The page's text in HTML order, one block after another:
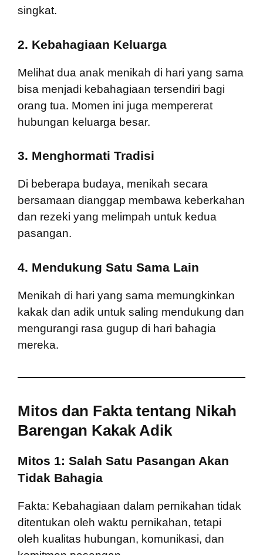
singkat.
2. Kebahagiaan Keluarga
Melihat dua anak menikah di hari yang sama
bisa menjadi kebahagiaan tersendiri bagi
orang tua. Momen ini juga mempererat
hubungan keluarga besar.
3. Menghormati Tradisi
Di beberapa budaya, menikah secara
bersamaan dianggap membawa keberkahan
dan rezeki yang melimpah untuk kedua
pasangan.
4. Mendukung Satu Sama Lain
Menikah di hari yang sama memungkinkan
kakak dan adik untuk saling mendukung dan
mengurangi rasa gugup di hari bahagia
mereka.
Mitos dan Fakta tentang Nikah
Barengan Kakak Adik
Mitos 1: Salah Satu Pasangan Akan
Tidak Bahagia
Fakta: Kebahagiaan dalam pernikahan tidak
ditentukan oleh waktu pernikahan, tetapi
oleh kualitas hubungan, komunikasi, dan